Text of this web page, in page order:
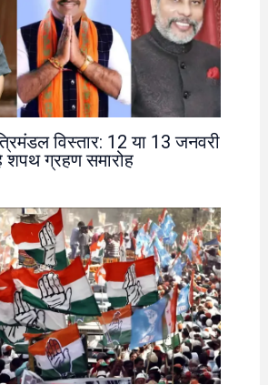
विस्तार: 12 या 13 जनवरी
शपथ ग्रहण समारोह